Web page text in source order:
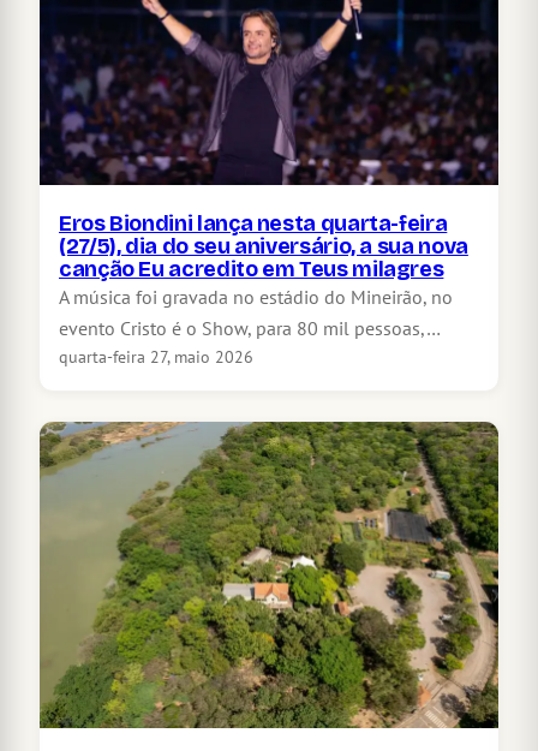
Eros Biondini lança nesta quarta-feira
(27/5), dia do seu aniversário, a sua nova
canção Eu acredito em Teus milagres
A música foi gravada no estádio do Mineirão, no
evento Cristo é o Show, para 80 mil pessoas,…
quarta-feira 27, maio 2026